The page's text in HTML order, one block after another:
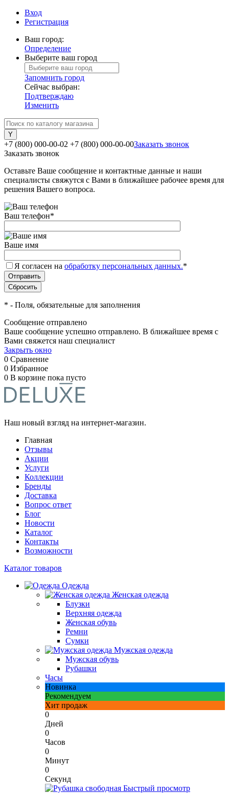
Вход
Регистрация
Ваш город:
Определение
Выберите ваш город
Запомнить город
Сейчас выбран:
Подтверждаю
Изменить
+7 (800) 000-00-02 +7 (800) 000-00-00Заказать звонок
Заказать звонок
Оставьте Ваше сообщение и контактные данные и наши
специалисты свяжутся с Вами в ближайшее рабочее время для
решения Вашего вопроса.
Ваш телефон*
Ваше имя
Я согласен на обработку персональных данных.*
* - Поля, обязательные для заполнения
Сообщение отправлено
Ваше сообщение успешно отправлено. В ближайшее время с
Вами свяжется наш специалист
Закрыть окно
0 Сравнение
0 Избранное
0 В корзине пока пусто
Наш новый взгляд на интернет-магазин.
Главная
Отзывы
Акции
Услуги
Коллекции
Бренды
Доставка
Вопрос ответ
Блог
Новости
Каталог
Контакты
Возможности
Каталог товаров
Одежда
Женская одежда
Блузки
Верхняя одежда
Женская обувь
Ремни
Сумки
Мужская одежда
Мужская обувь
Рубашки
Часы
Новинка
Рекомендуем
Хит продаж
0
Дней
0
Часов
0
Минут
0
Секунд
Быстрый просмотр